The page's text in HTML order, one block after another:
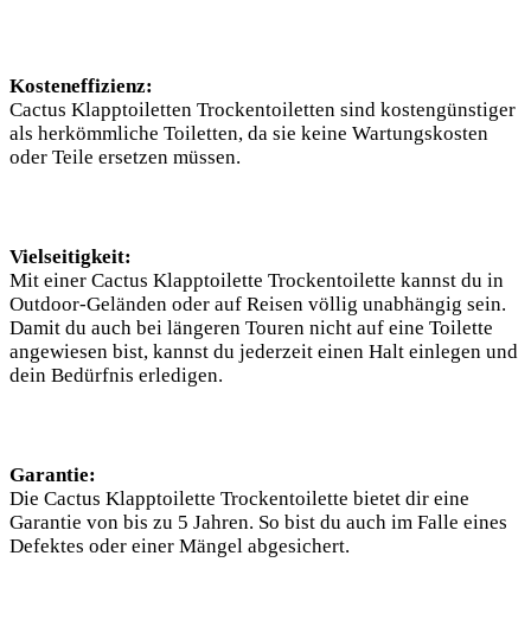
Kosteneffizienz:
Cactus Klapptoiletten Trockentoiletten sind kostengünstiger
als herkömmliche Toiletten, da sie keine Wartungskosten
oder Teile ersetzen müssen.
Vielseitigkeit:
Mit einer Cactus Klapptoilette Trockentoilette kannst du in
Outdoor-Geländen oder auf Reisen völlig unabhängig sein.
Damit du auch bei längeren Touren nicht auf eine Toilette
angewiesen bist, kannst du jederzeit einen Halt einlegen und
dein Bedürfnis erledigen.
Garantie:
Die Cactus Klapptoilette Trockentoilette bietet dir eine
Garantie von bis zu 5 Jahren. So bist du auch im Falle eines
Defektes oder einer Mängel abgesichert.